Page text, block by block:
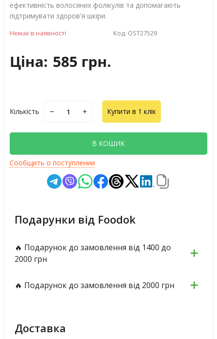
ефективність волосяних фолікулів та допомагають
підтримувати здоров'я шкіри.
Немає в наявності Код: OST27529
Ціна: 585 грн.
Кількість Купити в 1 клік
В КОШИК
Сообщить о поступлении
Подарунки від Foodok
🔥 Подарунок до замовлення від 1400 до
2000 грн
🔥 Подарунок до замовлення від 2000 грн
Доставка